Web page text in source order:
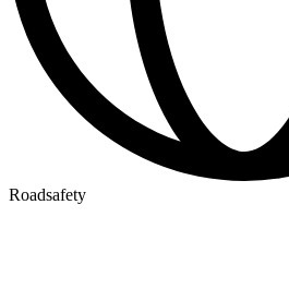
Roadsafety